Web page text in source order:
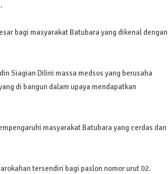
bagi masyarakat Batubara yang dikenal dengan
Siagian Dilini massa medsos yang berusaha
di bangun dalam upaya mendapatkan
masyarakat Batubara yang cerdas dan
tersendiri bagi paslon nomor urut 02.